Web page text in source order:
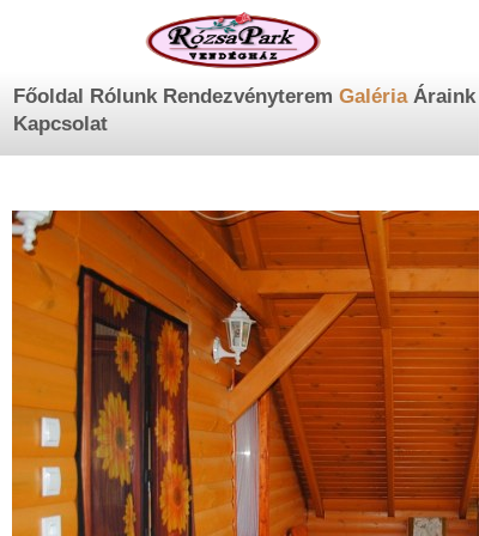
Főoldal Rólunk Rendezvényterem Galéria Áraink
Kapcsolat